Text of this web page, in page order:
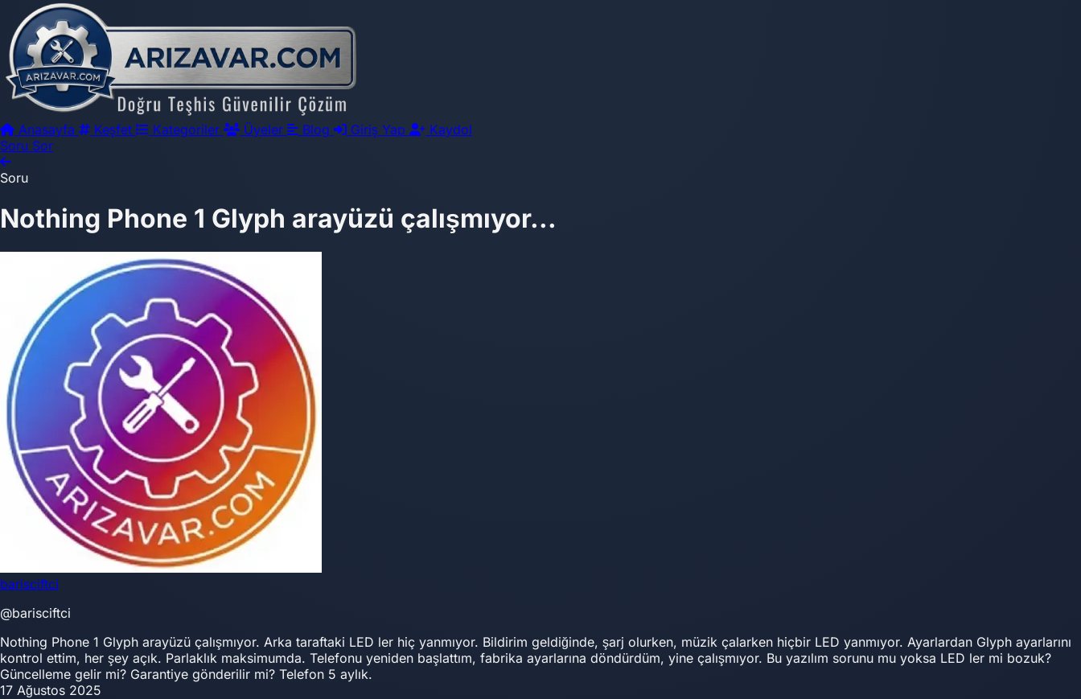
Anasayfa Keşfet Kategoriler Üyeler Blog Giriş Yap
Kaydol
Soru Sor
Soru
Nothing Phone 1 Glyph arayüzü çalışmıyor...
barisciftci
@barisciftci
Nothing Phone 1 Glyph arayüzü çalışmıyor. Arka taraftaki LED ler hiç yanmıyor. Bildirim geldiğinde, şarj olurken, müzik çalarken hiçbir LED yanmıyor. Ayarlardan Glyph ayarlarını
kontrol ettim, her şey açık. Parlaklık maksimumda. Telefonu yeniden başlattım, fabrika ayarlarına döndürdüm, yine çalışmıyor. Bu yazılım sorunu mu yoksa LED ler mi bozuk?
Güncelleme gelir mi? Garantiye gönderilir mi? Telefon 5 aylık.
17 Ağustos 2025